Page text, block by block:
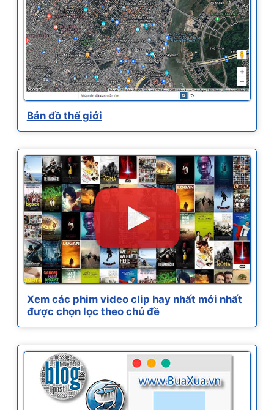
Bản đồ thế giới
Xem các phim video clip hay nhất mới nhất
được chọn lọc theo chủ đề